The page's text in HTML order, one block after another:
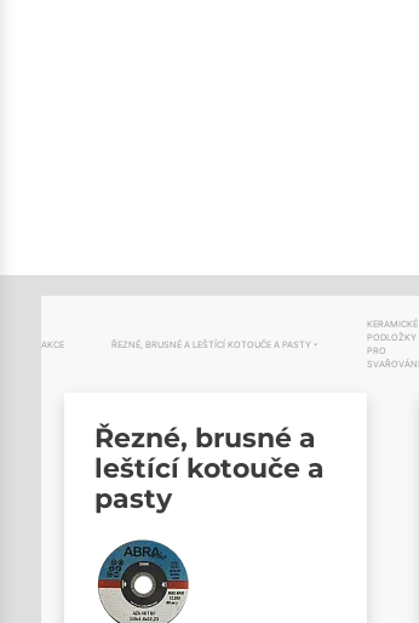
AKCE ŘEZNÉ, BRUSNÉ A LEŠTÍCÍ KOTOUČE A PASTY
Řezné, brusné a
leštící kotouče a
pasty
KERAMICKÉ
PODLOŽKY
PRO
SVAŘOVÁNÍ